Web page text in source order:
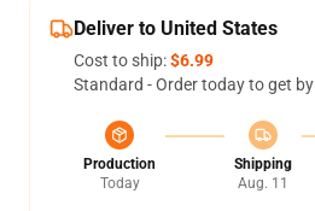
Deliver to United States
Cost to ship:$6.99
Standard - Order today to get by
Production
Today
Shipping
Aug. 11